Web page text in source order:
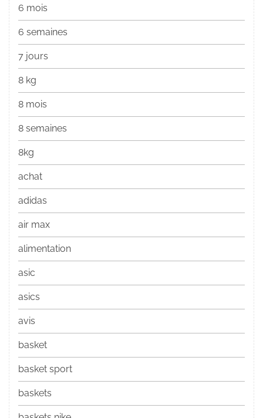
6 mois
6 semaines
7 jours
8 kg
8 mois
8 semaines
8kg
achat
adidas
air max
alimentation
asic
asics
avis
basket
basket sport
baskets